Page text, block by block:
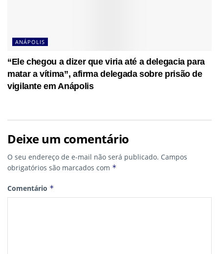
ANÁPOLIS
“Ele chegou a dizer que viria até a delegacia para
matar a vítima”, afirma delegada sobre prisão de
vigilante em Anápolis
Deixe um comentário
O seu endereço de e-mail não será publicado. Campos
obrigatórios são marcados com *
Comentário *